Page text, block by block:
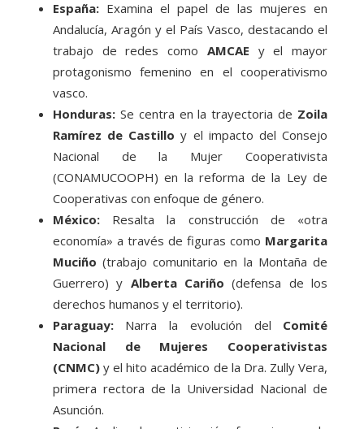
España:Examina el papel de las mujeres en
Andalucía, Aragón y el País Vasco, destacando el
trabajo de redes como AMCAE y el mayor
protagonismo femenino en el cooperativismo
vasco.
Honduras:Se centra en la trayectoria de Zoila
Ramírez de Castillo y el impacto del Consejo
Nacional de la Mujer Cooperativista
(CONAMUCOOPH) en la reforma de la Ley de
Cooperativas con enfoque de género.
México:Resalta la construcción de «otra
economía» a través de figuras como Margarita
Muciño (trabajo comunitario en la Montaña de
Guerrero) y Alberta Cariño (defensa de los
derechos humanos y el territorio).
Paraguay:Narra la evolución del Comité
Nacional de Mujeres Cooperativistas
(CNMC)y el hito académico de la Dra. Zully Vera,
primera rectora de la Universidad Nacional de
Asunción.